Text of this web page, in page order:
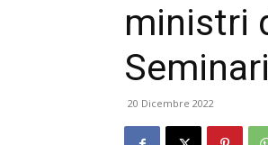
ministri
20 Dicembre 2022